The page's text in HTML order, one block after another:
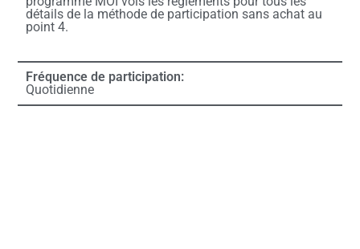
détails de la méthode de participation sans achat au
point 4.
Fréquence de participation:
Quotidienne